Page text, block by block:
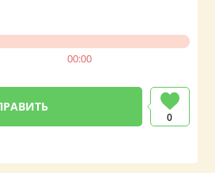
00:00
0